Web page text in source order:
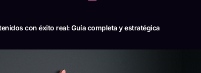
con éxito real: Guía completa y estratégica